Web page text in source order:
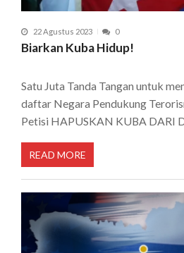
22 Agustus 2023 0
Biarkan Kuba Hidup!
Satu Juta Tanda Tangan untuk
daftar Negara Pendukung
Petisi HAPUSKAN KUBA DARI
READ MORE